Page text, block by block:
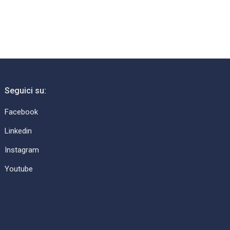
Seguici su:
Facebook
Linkedin
Instagram
Youtube